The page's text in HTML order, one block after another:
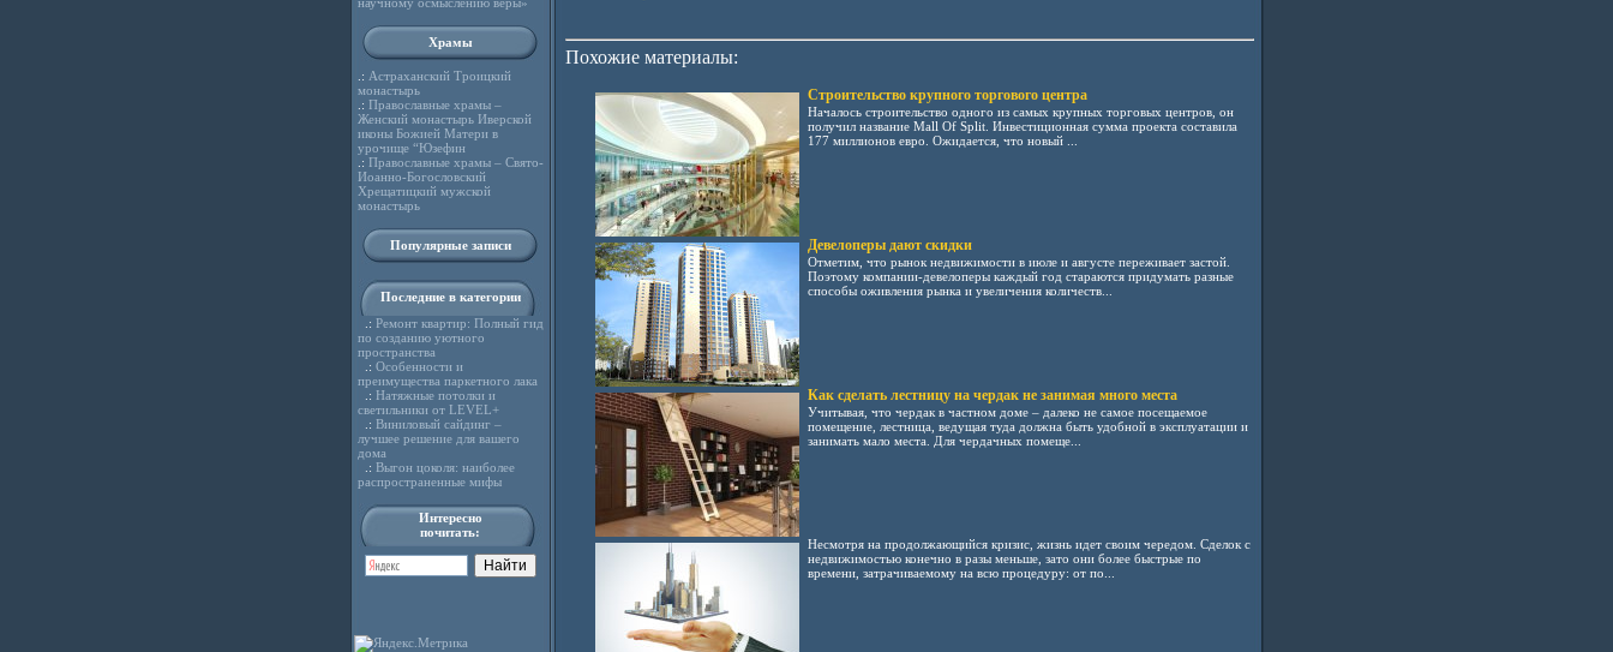
Храмы
.: Астраханский Троицкий
монастырь
.: Православные храмы –
Женский монастырь Иверской
иконы Божией Матери в
урочище “Юзефин
.: Православные храмы – Свято-
Иоанно-Богословский
Хрещатицкий мужской
монастырь
Популярные записи
Последние в категории
.: Ремонт квартир: Полный гид
по созданию уютного
пространства
.: Особенности и
преимущества паркетного лака
.: Натяжные потолки и
светильники от LEVEL+
.: Виниловый сайдинг –
лучшее решение для вашего
дома
.: Выгон цоколя: наиболее
распространенные мифы
Интересно
почитать:
Похожие материалы:
Строительство крупного торгового центра
Началось строительство одного из самых крупных торговых центров, он
получил название Mall Of Split. Инвестиционная сумма проекта составила
177 миллионов евро. Ожидается, что новый ...
Девелоперы дают скидки
Отметим, что рынок недвижимости в июле и августе переживает застой.
Поэтому компании-девелоперы каждый год стараются придумать разные
способы оживления рынка и увеличения количеств...
Как сделать лестницу на чердак не занимая много места
Учитывая, что чердак в частном доме – далеко не самое посещаемое
помещение, лестница, ведущая туда должна быть удобной в эксплуатации и
занимать мало места. Для чердачных помеще...
Несмотря на продолжающийся кризис, жизнь идет своим чередом. Сделок с
недвижимостью конечно в разы меньше, зато они более быстрые по
времени, затрачиваемому на всю процедуру: от по...